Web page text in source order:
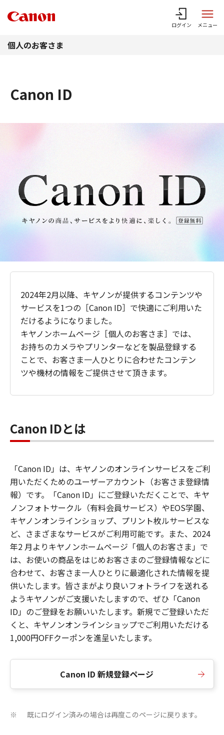
ログイン メニュー
個人のお客さま
Canon ID
2024年2月以降、キヤノンが提供するコンテンツや
サービスを1つの［Canon ID］で快適にご利用いた
だけるようになりました。
キヤノンホームページ［個人のお客さま］では、
お持ちのカメラやプリンターなどを製品登録する
ことで、お客さま一人ひとりに合わせたコンテン
ツや機材の情報をご提供させて頂きます。
Canon IDとは
「Canon ID」は、キヤノンのオンラインサービスをご利
用いただくためのユーザーアカウント（お客さま登録情
報）です。「Canon ID」にご登録いただくことで、キヤ
ノンフォトサークル（有料会員サービス）やEOS学園、
キヤノンオンラインショップ、プリント枚ルサービスな
ど、さまざまなサービスがご利用可能です。また、2024
年2 月よりキヤノンホームページ「個人のお客さま」で
は、お使いの商品をはじめお客さまのご登録情報などに
合わせて、お客さま一人ひとりに最適化された情報を提
供いたします。皆さまがより良いフォトライフを送れる
ようキヤノンがご支援いたしますので、ぜひ「Canon
ID」のご登録をお願いいたします。新規でご登録いただ
くと、キヤノンオンラインショップでご利用いただける
1,000円OFFクーポンを進呈いたします。
Canon ID 新規登録ページ
※ 既にログイン済みの場合は再度このページに戻ります。